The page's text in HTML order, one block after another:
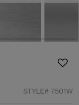
STYLE#7501W